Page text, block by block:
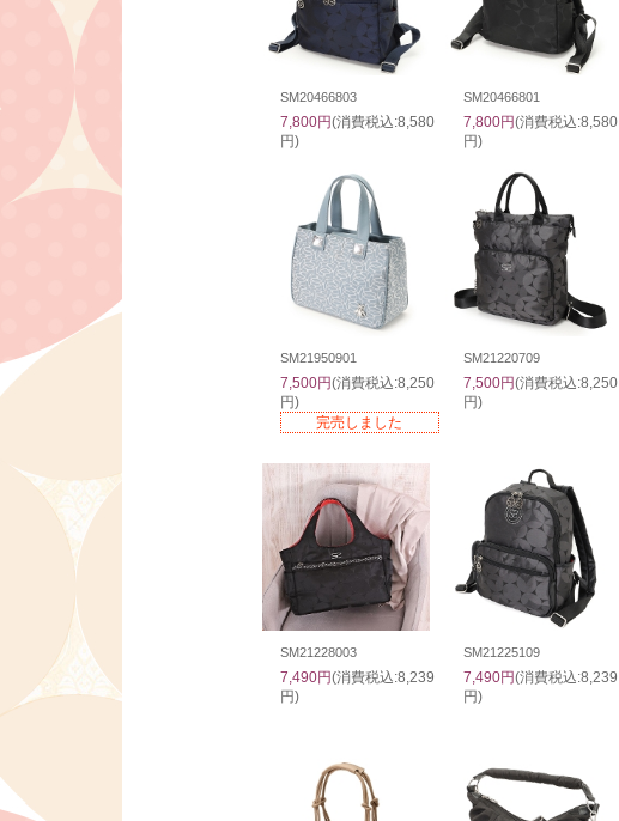
SM20466803
7,800円(消費税込:8,580
円)
SM20466801
7,800円(消費税込:8,580
円)
SM21950901
7,500円(消費税込:8,250
円)
完売しました
SM21220709
7,500円(消費税込:8,250
円)
SM21228003
7,490円(消費税込:8,239
円)
SM21225109
7,490円(消費税込:8,239
円)